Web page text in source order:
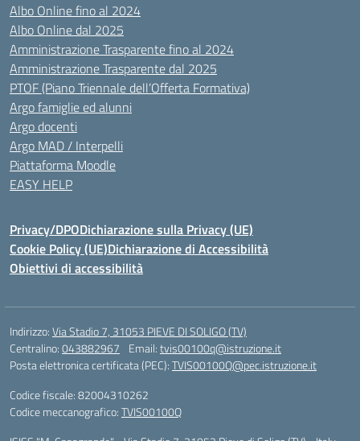
Albo Online fino al 2024
Albo Online dal 2025
Amministrazione Trasparente fino al 2024
Amministrazione Trasparente dal 2025
PTOF (Piano Triennale dell’Offerta Formativa)
Argo famiglie ed alunni
Argo docenti
Argo MAD / Interpelli
Piattaforma Moodle
EASY HELP
Privacy/DPODichiarazione sulla Privacy (UE)
Cookie Policy (UE)Dichiarazione di Accessibilità
Obiettivi di accessibilità
Indirizzo:Via Stadio 7, 31053 PIEVE DI SOLIGO (TV)
Centralino:043882967 Email:tvis00100q@istruzione.it
Posta elettronica certificata (PEC):TVIS00100Q@pec.istruzione.it
Codice fiscale: 82004310262
Codice meccanografico:TVIS00100Q